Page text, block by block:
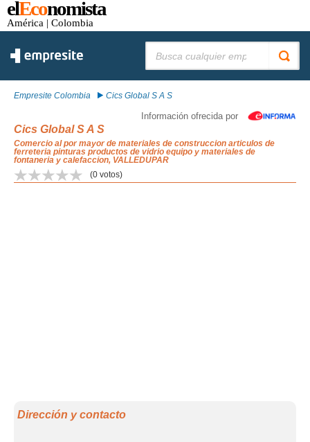
elEconomista
América | Colombia
Empresite Colombia Cics Global S A S
Información ofrecida por
Cics Global S A S
Comercio al por mayor de materiales de construccion articulos de
ferreteria pinturas productos de vidrio equipo y materiales de
fontaneria y calefaccion, VALLEDUPAR
(0 votos)
Dirección y contacto